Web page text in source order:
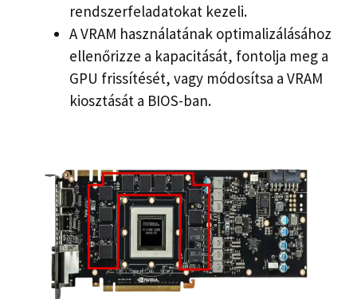
rendszerfeladatokat kezeli.
A VRAM használatának optimalizálásához
ellenőrizze a kapacitását, fontolja meg a
GPU frissítését, vagy módosítsa a VRAM
kiosztását a BIOS-ban.